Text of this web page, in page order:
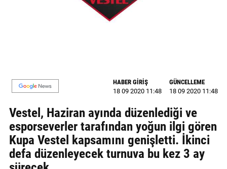
Gizlilik
Sözleşmesi
Kullanıcı
Sözleşmesi
HABER GİRİŞ
18 09 2020 11:48
GÜNCELLEME
18 09 2020 11:48
Vestel, Haziran ayında düzenlediği ve
esporseverler tarafından yoğun ilgi gören
Kupa Vestel kapsamını genişletti. İkinci
defa düzenleyecek turnuva bu kez 3 ay